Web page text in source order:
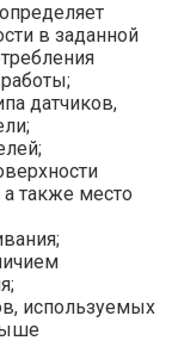
в заданной
датчиков,
также место
используемых